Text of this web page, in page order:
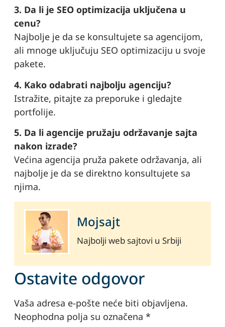
3. Da li je SEO optimizacija uključena u
cenu?
Najbolje je da se konsultujete sa agencijom,
ali mnoge uključuju SEO optimizaciju u svoje
pakete.
4. Kako odabrati najbolju agenciju?
Istražite, pitajte za preporuke i gledajte
portfolije.
5. Da li agencije pružaju održavanje sajta
nakon izrade?
Većina agencija pruža pakete održavanja, ali
najbolje je da se direktno konsultujete sa
njima.
Mojsajt
Najbolji web sajtovi u Srbiji
Ostavite odgovor
Vaša adresa e-pošte neće biti objavljena.
Neophodna polja su označena*